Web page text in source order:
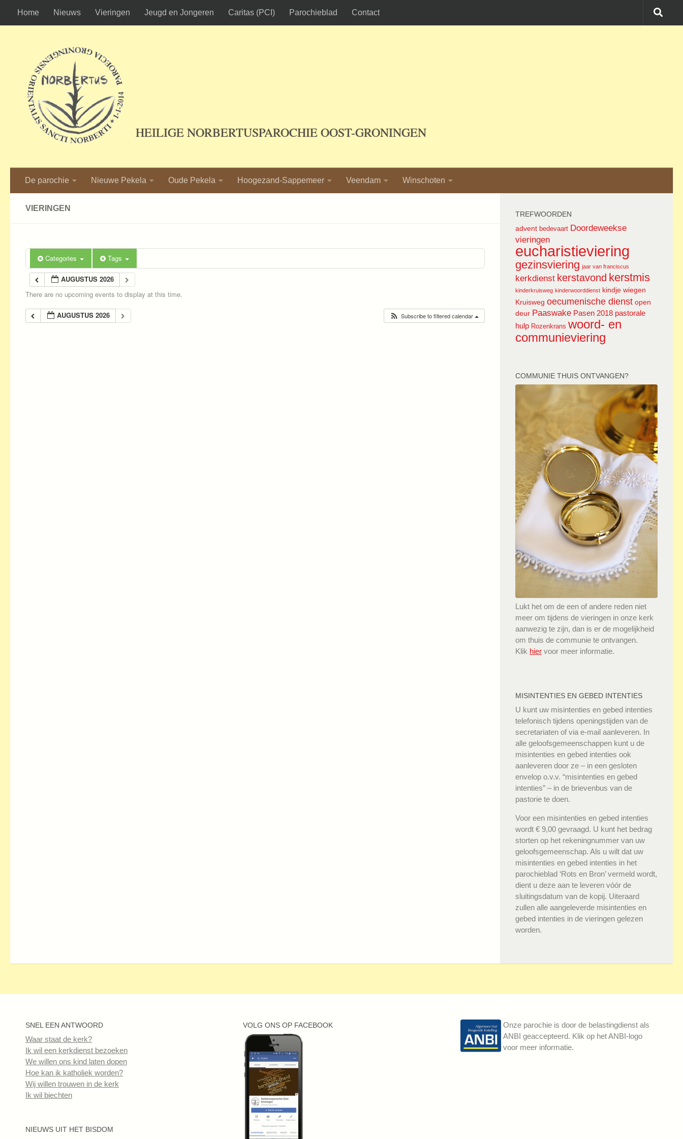
Ga naar de inhoud
Home Nieuws Vieringen Jeugd en Jongeren Caritas (PCI) Parochieblad Contact
HEILIGE NORBERTUSPAROCHIE OOST-GRONINGEN
De parochie Nieuwe Pekela Oude Pekela Hoogezand-Sappemeer Veendam Winschoten
VIERINGEN
Categories Tags
AUGUSTUS 2026
There are no upcoming events to display at this time.
AUGUSTUS 2026 Subscribe to filtered calendar
TREFWOORDEN
advent bedevaart Doordeweekse
vieringen
eucharistieviering
gezinsviering jaar van franciscus
kerkdienst kerstavond kerstmis
kinderkruisweg kinderwoorddienst kindje wiegen
Kruisweg oecumenische dienst open
deur Paaswake Pasen 2018 pastorale
hulp Rozenkrans woord- en
communieviering
COMMUNIE THUIS ONTVANGEN?
Lukt het om de een of andere reden niet
meer om tijdens de vieringen in onze kerk
aanwezig te zijn, dan is er de mogelijkheid
om thuis de communie te ontvangen.
Klik hier voor meer informatie.
MISINTENTIES EN GEBED INTENTIES
U kunt uw misintenties en gebed intenties
telefonisch tijdens openingstijden van de
secretariaten of via e-mail aanleveren. In
alle geloofsgemeenschappen kunt u de
misintenties en gebed intenties ook
aanleveren door ze – in een gesloten
envelop o.v.v. “misintenties en gebed
intenties” – in de brievenbus van de
pastorie te doen.
Voor een misintenties en gebed intenties
wordt € 9,00 gevraagd. U kunt het bedrag
storten op het rekeningnummer van uw
geloofsgemeenschap. Als u wilt dat uw
misintenties en gebed intenties in het
parochieblad ‘Rots en Bron’ vermeld wordt,
dient u deze aan te leveren vóór de
sluitingsdatum van de kopij. Uiteraard
zullen alle aangeleverde misintenties en
gebed intenties in de vieringen gelezen
worden.
SNEL EEN ANTWOORD
Waar staat de kerk?
Ik wil een kerkdienst bezoeken
We willen ons kind laten dopen
Hoe kan ik katholiek worden?
Wij willen trouwen in de kerk
Ik wil biechten
NIEUWS UIT HET BISDOM
VOLG ONS OP FACEBOOK
Onze parochie is door de belastingdienst als
ANBI geaccepteerd. Klik op het ANBI-logo
voor meer informatie.